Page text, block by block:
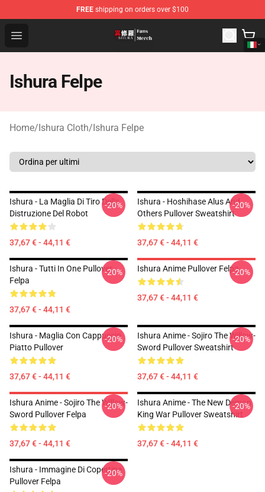
FREE shipping on orders over $100
Open menu
Ishura Store - Official Ishura Merchandise Shop
Ishura Felpe
Home/Ishura Cloth/Ishura Felpe
Ishura - La Maglia Di Tiro Della
Distruzione Del Robot
37,67 € - 44,11 €
-20%
Ishura - Hoshihase Alus And
Others Pullover Sweatshirt
37,67 € - 44,11 €
-20%
Ishura - Tutti In One Pullover
Felpa
37,67 € - 44,11 €
-20% Ishura Anime Pullover Felpa
37,67 € - 44,11 €
-20%
Ishura - Maglia Con Cappuccio
Piatto Pullover
37,67 € - 44,11 €
-20%
Ishura Anime - Sojiro The Willow-
Sword Pullover Sweatshirt
37,67 € - 44,11 €
-20%
Ishura Anime - Sojiro The Willow-
Sword Pullover Felpa
37,67 € - 44,11 €
-20%
Ishura Anime - The New Demon
King War Pullover Sweatshirt
37,67 € - 44,11 €
-20%
Ishura - Immagine Di Copertina
Pullover Felpa
-20%